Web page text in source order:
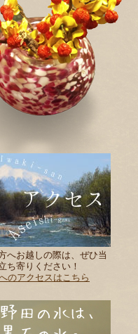
へお越しの際は、ぜひ当
ち寄りください！
のアクセスはこちら